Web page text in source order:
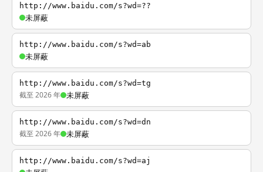
http://www.baidu.com/s?wd=??
未屏蔽
http://www.baidu.com/s?wd=ab
未屏蔽
http://www.baidu.com/s?wd=tg
截至 2026 年 未屏蔽
http://www.baidu.com/s?wd=dn
截至 2026 年 未屏蔽
http://www.baidu.com/s?wd=aj